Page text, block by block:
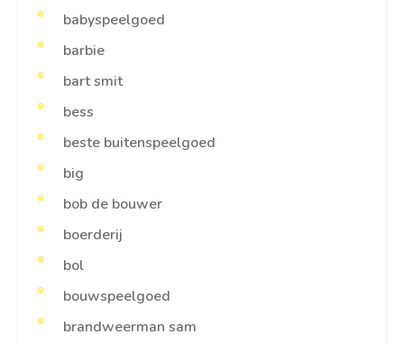
babyspeelgoed
barbie
bart smit
bess
beste buitenspeelgoed
big
bob de bouwer
boerderij
bol
bouwspeelgoed
brandweerman sam